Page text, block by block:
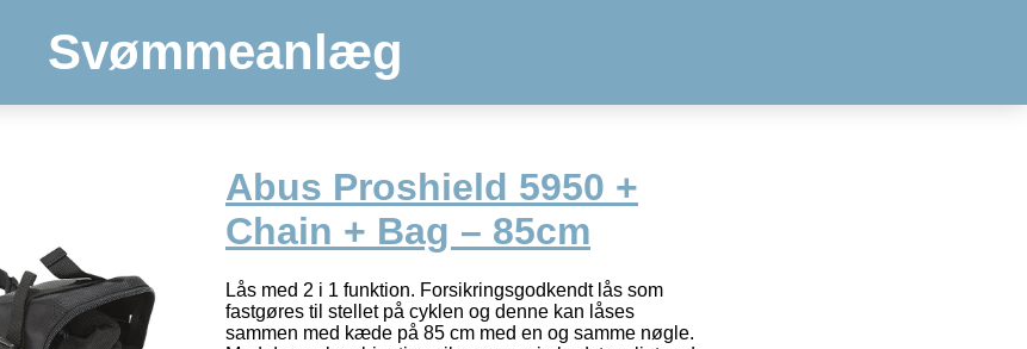
Svømmeanlæg
Abus Proshield 5950 +
Chain + Bag – 85cm
Lås med 2 i 1 funktion. Forsikringsgodkendt lås som
fastgøres til stellet på cyklen og denne kan låses
sammen med kæde på 85 cm med en og samme nøgle.